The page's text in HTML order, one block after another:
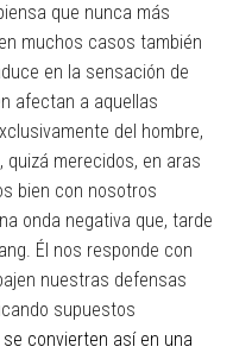
que nunca más
muchos casos también
en la sensación de
afectan a aquellas
del hombre,
merecidos, en aras
bien con nosotros
onda negativa que, tarde
Él nos responde con
nuestras defensas
supuestos
convierten así en una